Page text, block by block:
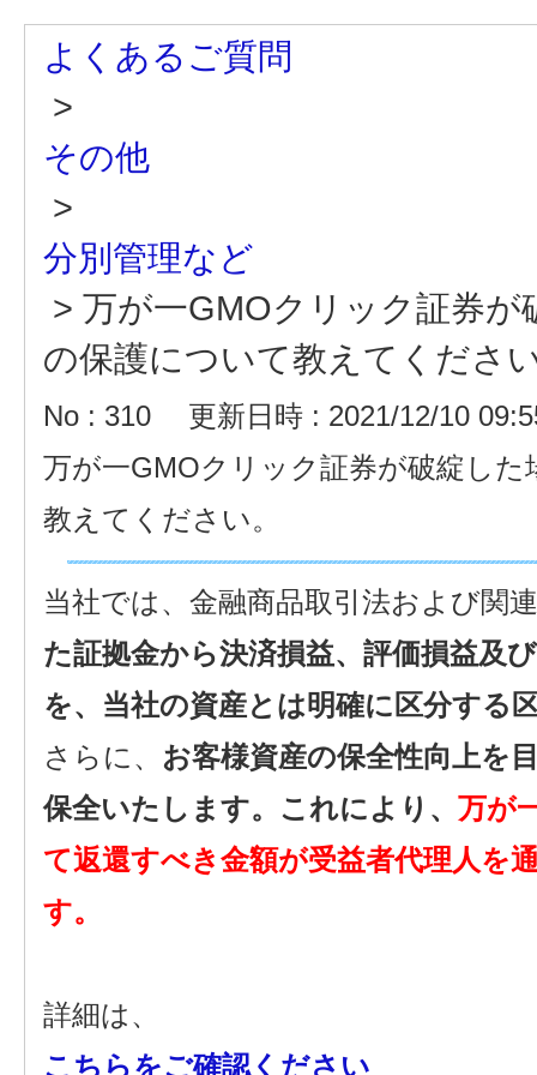
よくあるご質問
>
その他
>
分別管理など
> 万が一GMOクリック証券
の保護について教えてくださ
No : 310
更新日時 : 2021/12/10
万が一GMOクリック証券が破綻し
教えてください。
当社では、金融商品取引法および関
た証拠金から決済損益、評価損益及
を、当社の資産とは明確に区分する
さらに、 お客様資産の保全性向上を
保全いたします。これにより、 万が
て返還すべき金額が受益者代理人を
す。
詳細は、
こちらをご確認ください